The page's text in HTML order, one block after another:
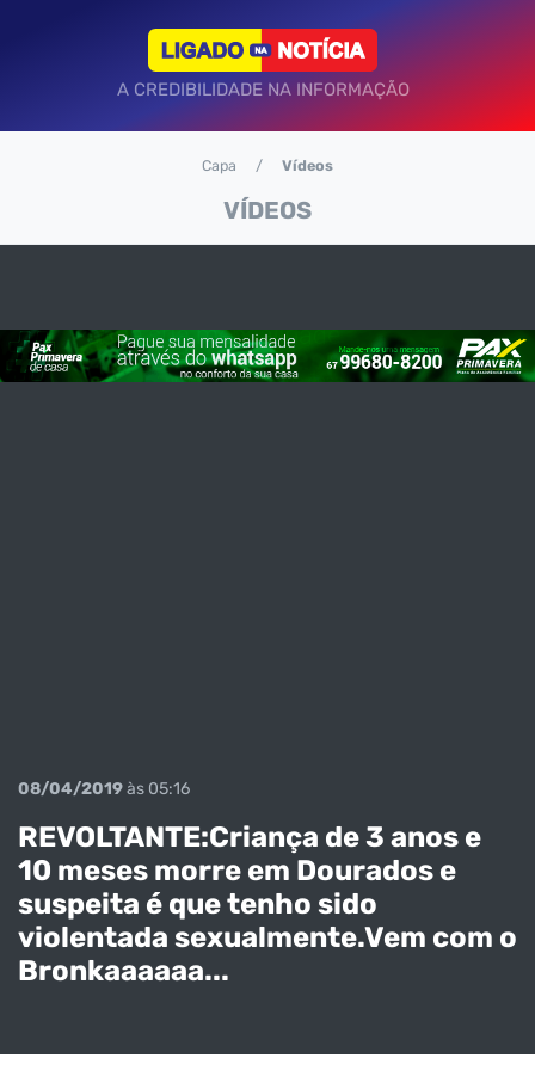
A CREDIBILIDADE NA INFORMAÇÃO
VÍDEOS
Capa Vídeos
08/04/2019às 05:16
REVOLTANTE:Criança de 3 anos e
10 meses morre em Dourados e
suspeita é que tenho sido
violentada sexualmente.Vem com o
Bronkaaaaaa...
LATROCÍNIO
EM
assassinado